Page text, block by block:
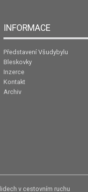
INFORMACE
Představení Všudybylu
Bleskovky
Inzerce
Kontakt
Archiv
v cestovním ruchu